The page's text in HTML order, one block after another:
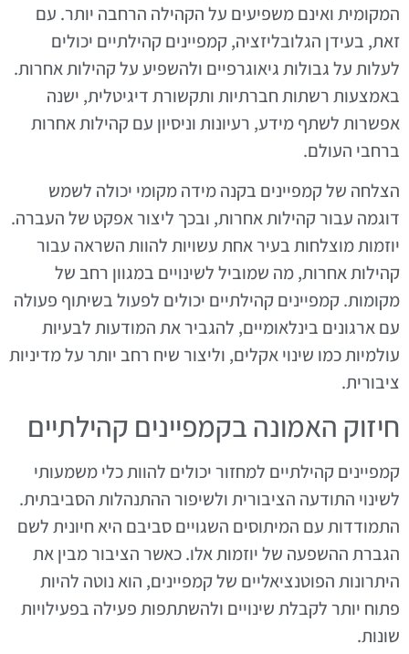
המקומית ואינם משפיעים על הקהילה הרחבה יותר. עם
זאת, בעידן הגלובליזציה, קמפיינים קהילתיים יכולים
לעלות על גבולות גיאוגרפיים ולהשפיע על קהילות אחרות.
באמצעות רשתות חברתיות ותקשורת דיגיטלית, ישנה
אפשרות לשתף מידע, רעיונות וניסיון עם קהילות אחרות
ברחבי העולם.
הצלחה של קמפיינים בקנה מידה מקומי יכולה לשמש
דוגמה עבור קהילות אחרות, ובכך ליצור אפקט של העברה.
יוזמות מוצלחות בעיר אחת עשויות להוות השראה עבור
קהילות אחרות, מה שמוביל לשינויים במגוון רחב של
מקומות. קמפיינים קהילתיים יכולים לפעול בשיתוף פעולה
עם ארגונים בינלאומיים, להגביר את המודעות לבעיות
עולמיות כמו שינוי אקלים, וליצור שיח רחב יותר על מדיניות
ציבורית.
חיזוק האמונה בקמפיינים קהילתיים
קמפיינים קהילתיים למחזור יכולים להוות כלי משמעותי
לשינוי התודעה הציבורית ולשיפור ההתנהלות הסביבתית.
התמודדות עם המיתוסים השגויים סביבם היא חיונית לשם
הגברת ההשפעה של יוזמות אלו. כאשר הציבור מבין את
היתרונות הפוטנציאליים של קמפיינים, הוא נוטה להיות
פתוח יותר לקבלת שינויים ולהשתתפות פעילה בפעילויות
שונות.